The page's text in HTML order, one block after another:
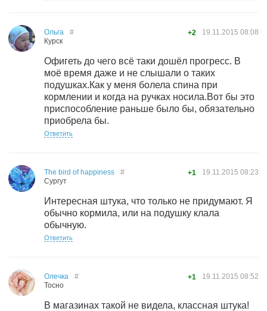
Ольга
Курск
19.11.2015 08:08
# +2
Офигеть до чего всё таки дошёл прогресс. В
моё время даже и не слышали о таких
подушках.Как у меня болела спина при
кормлении и когда на ручках носила.Вот бы это
приспособление раньше было бы, обязательно
приобрела бы.
Ответить
The bird of happiness
Сургут
19.11.2015 08:23
# +1
Интересная штука, что только не придумают. Я
обычно кормила, или на подушку клала
обычную.
Ответить
Олечка
Тосно
19.11.2015 08:52
# +1
В магазинах такой не видела, классная штука!